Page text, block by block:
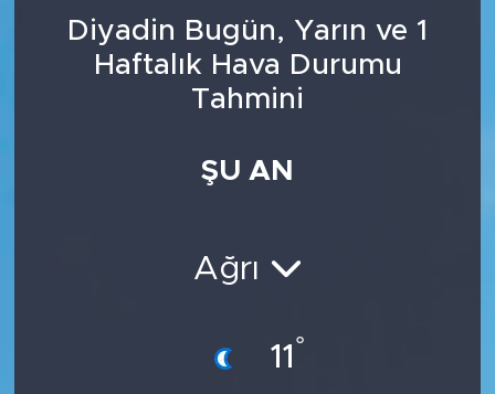
Diyadin Bugün, Yarın ve 1
Haftalık Hava Durumu
Tahmini
ŞU AN
Ağrı
11 °
FİNANS
BİLİM-TEKNOLOJİ
Süper Lig Puan Durumu ve Fikstür
Tüm Manşetler
Son Dakika Haberleri